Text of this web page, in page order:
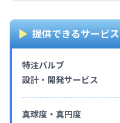
提供できるサービス
特注バルブ
設計・開発サービス
真球度・真円度